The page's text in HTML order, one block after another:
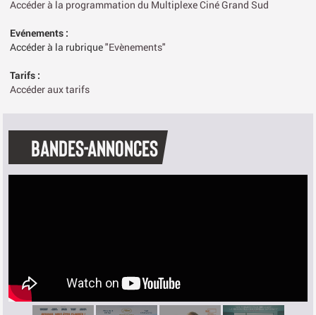
Accéder à la programmation du Multiplexe Ciné Grand Sud
Evénements :
Accéder à la rubrique"Evènements"
Tarifs :
Accéder aux tarifs
BANDES-ANNONCES